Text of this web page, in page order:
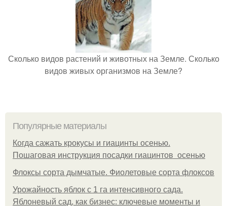
Сколько видов растений и животных на Земле. Сколько
видов живых организмов на Земле?
Популярные материалы
Когда сажать крокусы и гиацинты осенью.
Пошаговая инструкция посадки гиацинтов осенью
Флоксы сорта дымчатые. Фиолетовые сорта флоксов
Урожайность яблок с 1 га интенсивного сада.
Яблоневый сад, как бизнес: ключевые моменты и